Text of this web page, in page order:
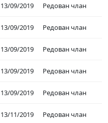
13/09/2019 Редован члан
13/09/2019 Редован члан
13/09/2019 Редован члан
13/09/2019 Редован члан
13/09/2019 Редован члан
13/11/2019 Редован члан